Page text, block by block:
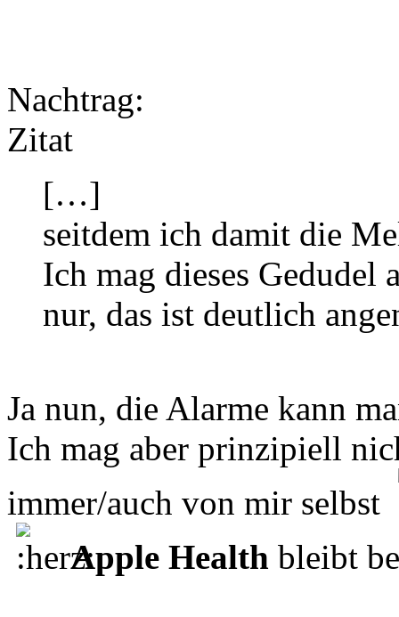
Nachtrag:
Zitat
[…]
seitdem ich damit die
Ich mag dieses
nur, das ist deutlich
Ja nun, die Alarme kann
Ich mag aber prinzipiell
immer/auch von mir selbst
Apple Health bleibt